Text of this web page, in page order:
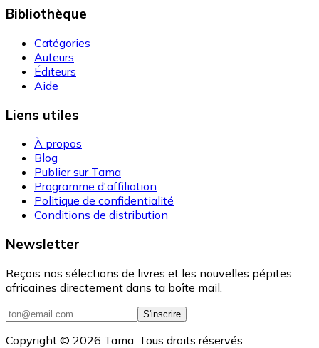
Bibliothèque
Catégories
Auteurs
Éditeurs
Aide
Liens utiles
À propos
Blog
Publier sur Tama
Programme d'affiliation
Politique de confidentialité
Conditions de distribution
Newsletter
Reçois nos sélections de livres et les nouvelles pépites
africaines directement dans ta boîte mail.
S'inscrire
Copyright © 2026 Tama. Tous droits réservés.